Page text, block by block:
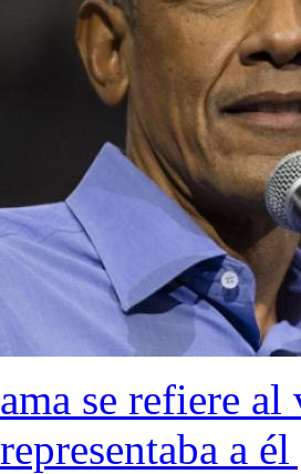
se refiere
a